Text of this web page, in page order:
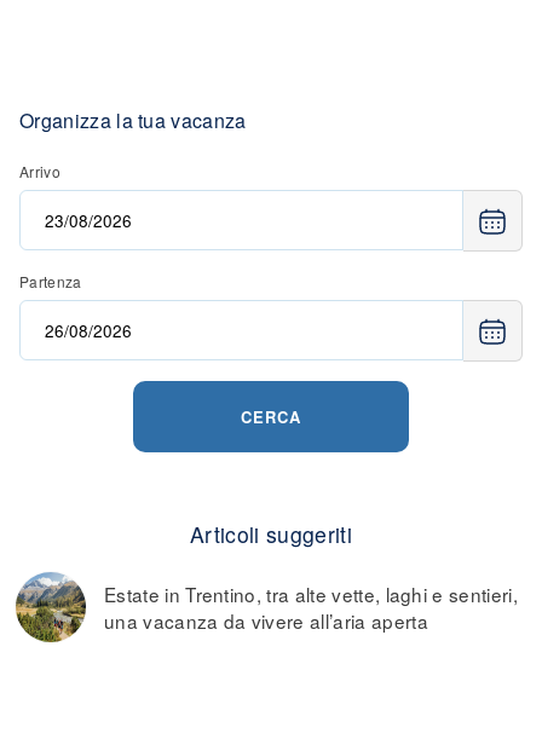
Organizza la tua vacanza
Arrivo
Partenza
CERCA
Articoli suggeriti
Estate in Trentino, tra alte vette, laghi e sentieri,
una vacanza da vivere all’aria aperta